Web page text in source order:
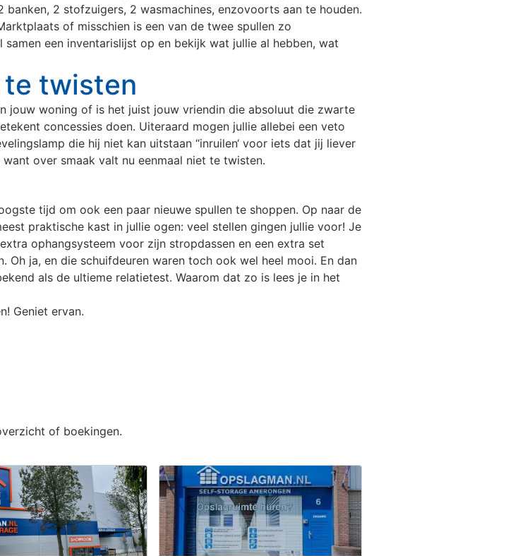
2 stofzuigers, 2 wasmachines, enzovoorts aan te houden.
of misschien is een van de twee spullen zo
een inventarislijst op en bekijk wat jullie al hebben, wat
te twisten
jouw woning of is het juist jouw vriendin die absoluut die zwarte
concessies doen. Uiteraard mogen jullie allebei een veto
die hij niet kan uitstaan “inruilen‘ voor iets dat jij liever
over smaak valt nu eenmaal niet te twisten.
tijd om ook een paar nieuwe spullen te shoppen. Op naar de
praktische kast in jullie ogen: veel stellen gingen jullie voor! Je
ophangsysteem voor zijn stropdassen en een extra set
Oh ja, en die schuifdeuren waren toch ook wel heel mooi. En dan
als de ultieme relatietest. Waarom dat zo is lees je in het
Geniet ervan.
of boekingen.